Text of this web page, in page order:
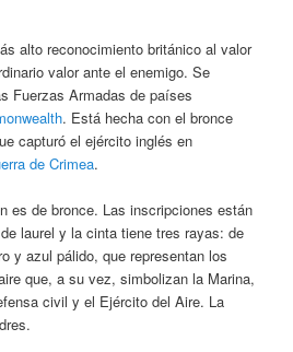
alto reconocimiento británico al valor
valor ante el enemigo. Se
Fuerzas Armadas de países
. Está hecha con el bronce
capturó el ejército inglés en
de Crimea.
es de bronce. Las inscripciones están
laurel y la cinta tiene tres rayas: de
y azul pálido, que representan los
que, a su vez, simbolizan la Marina,
civil y el Ejército del Aire. La